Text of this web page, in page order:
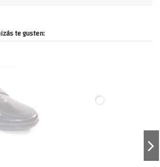
te gusten: